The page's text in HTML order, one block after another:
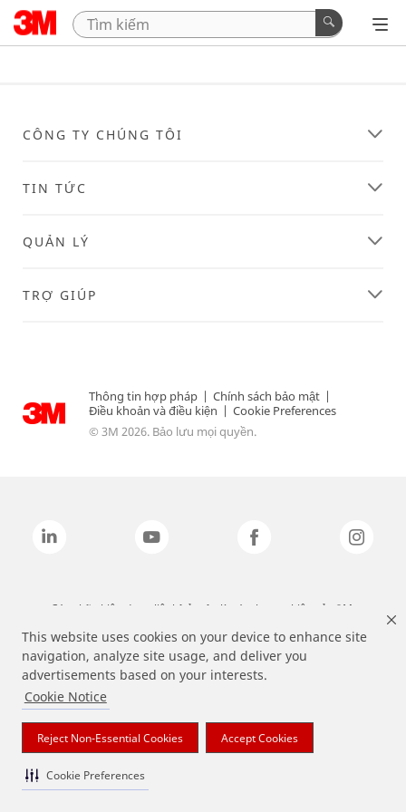
This website uses cookies on your device to enhance site
navigation, analyze site usage, and deliver you
advertisements based on your interests.
Cookie Notice
Reject Non-Essential Cookies Accept Cookies
Cookie Preferences
CÔNG TY CHÚNG TÔI
TIN TỨC
QUẢN LÝ
TRỢ GIÚP
Thông tin hợp pháp | Chính sách bảo mật |
Điều khoản và điều kiện | Cookie Preferences
© 3M 2026. Bảo lưu mọi quyền.
Các nhãn hiệu được liệt kê ở trên là các thương hiệu của 3M.